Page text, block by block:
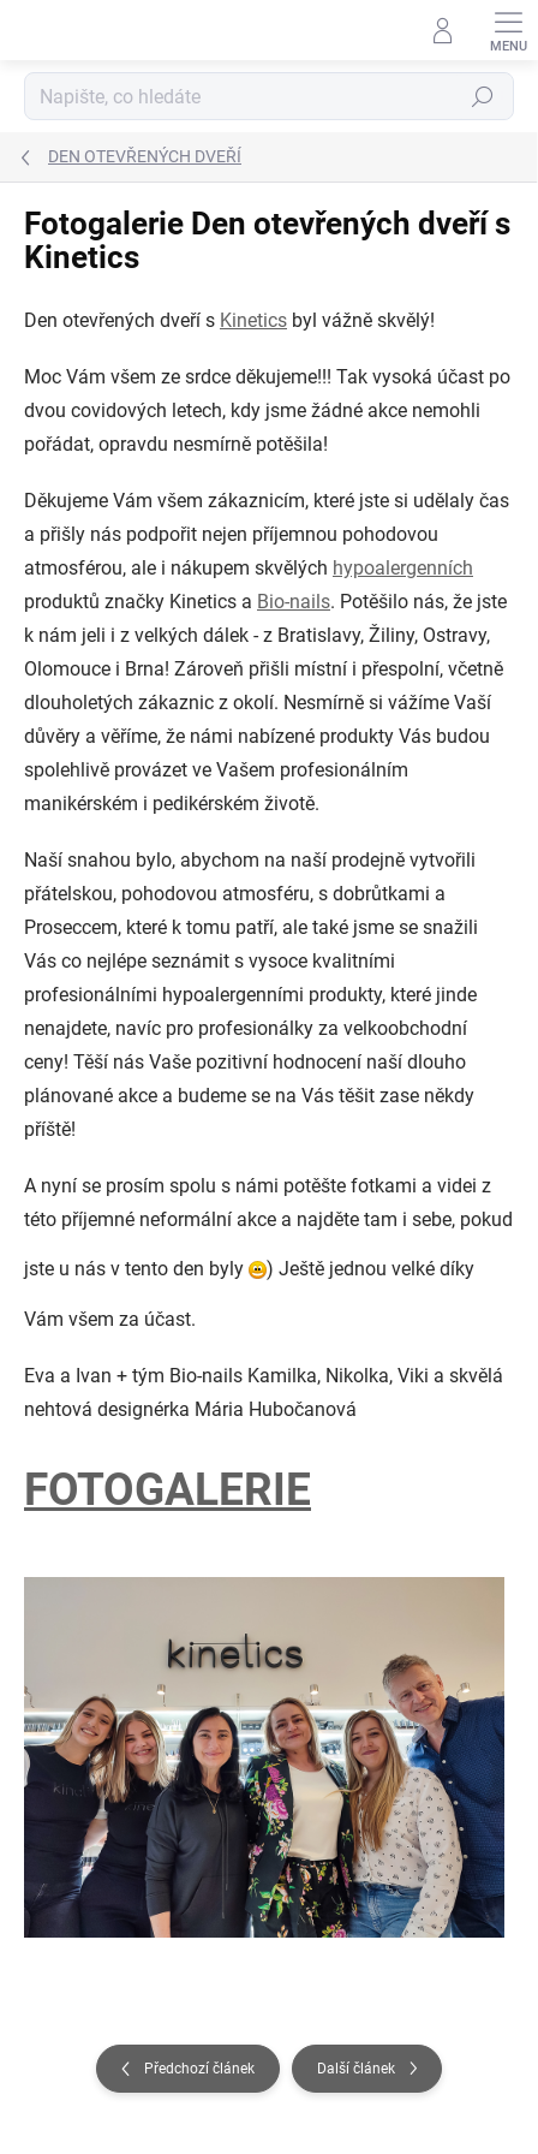
Hledat
DEN OTEVŘENÝCH DVEŘÍ
Fotogalerie Den otevřených dveří s
Kinetics
Den otevřených dveří s Kinetics byl vážně skvělý!
Moc Vám všem ze srdce děkujeme!!! Tak vysoká účast po
dvou covidových letech, kdy jsme žádné akce nemohli
pořádat, opravdu nesmírně potěšila!
Děkujeme Vám všem zákaznicím, které jste si udělaly čas
a přišly nás podpořit nejen příjemnou pohodovou
atmosférou, ale i nákupem skvělých hypoalergenních
produktů značky Kinetics a Bio-nails. Potěšilo nás, že jste
k nám jeli i z velkých dálek - z Bratislavy, Žiliny, Ostravy,
Olomouce i Brna! Zároveň přišli místní i přespolní, včetně
dlouholetých zákaznic z okolí. Nesmírně si vážíme Vaší
důvěry a věříme, že námi nabízené produkty Vás budou
spolehlivě provázet ve Vašem profesionálním
manikérském i pedikérském životě.
Naší snahou bylo, abychom na naší prodejně vytvořili
přátelskou, pohodovou atmosféru, s dobrůtkami a
Proseccem, které k tomu patří, ale také jsme se snažili
Vás co nejlépe seznámit s vysoce kvalitními
profesionálními hypoalergenními produkty, které jinde
nenajdete, navíc pro profesionálky za velkoobchodní
ceny! Těší nás Vaše pozitivní hodnocení naší dlouho
plánované akce a budeme se na Vás těšit zase někdy
příště!
A nyní se prosím spolu s námi potěšte fotkami a videi z
této příjemné neformální akce a najděte tam i sebe, pokud
jste u nás v tento den byly ) Ještě jednou velké díky
Vám všem za účast.
Eva a Ivan + tým Bio-nails Kamilka, Nikolka, Viki a skvělá
nehtová designérka Mária Hubočanová
FOTOGALERIE
Předchozí článek Další článek